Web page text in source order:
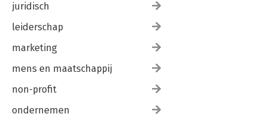
juridisch
leiderschap
marketing
mens en maatschappij
non-profit
ondernemen